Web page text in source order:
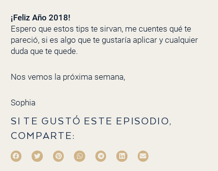
¡Feliz Año 2018!
Espero que estos tips te sirvan, me cuentes qué te
pareció, si es algo que te gustaría aplicar y cualquier
duda que te quede.
Nos vemos la próxima semana,
Sophia
SI TE GUSTÓ ESTE EPISODIO,
COMPARTE: